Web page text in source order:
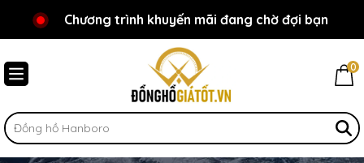
Chào mừng bạn đến với Đồnghồgiátốt.vn!
Chương trình khuyến mãi đang chờ đợi bạn
0